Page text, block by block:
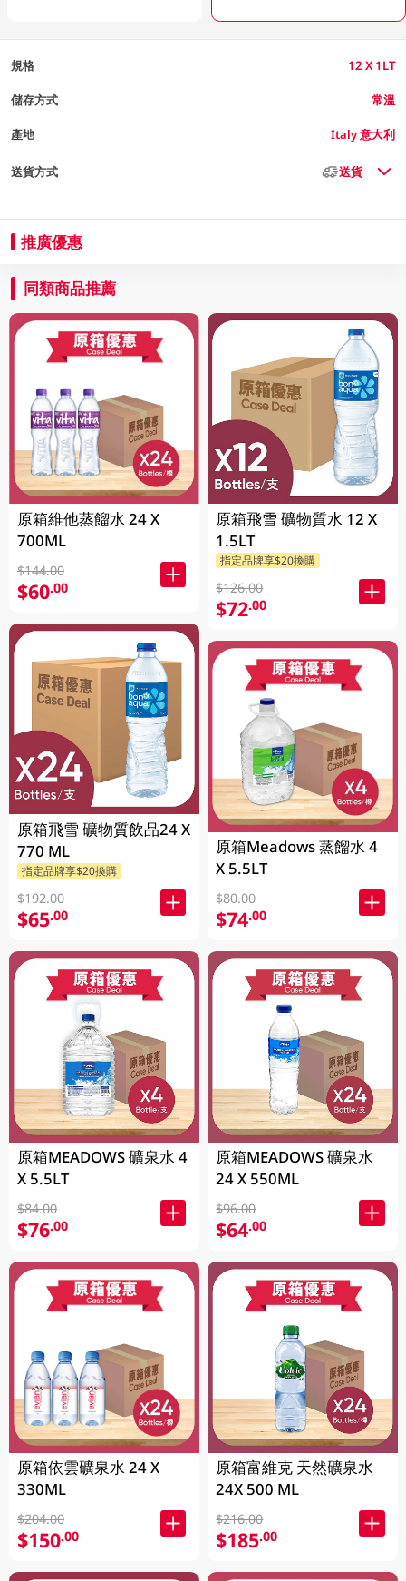
規格 12 X 1LT
儲存方式 常溫
產地 Italy 意大利
送貨方式 送貨
推廣優惠
同類商品推薦
原箱維他蒸餾水 24 X
700ML
$144.00
$60.00
原箱飛雪 礦物質飲品24 X
770 ML
指定品牌享$20換購
$192.00
$65.00
原箱MEADOWS 礦泉水 4
X 5.5LT
$84.00
$76.00
原箱依雲礦泉水 24 X
330ML
$204.00
$150.00
原箱飛雪 礦物質水 12 X
1.5LT
指定品牌享$20換購
$126.00
$72.00
原箱Meadows 蒸餾水 4
X 5.5LT
$80.00
$74.00
原箱MEADOWS 礦泉水
24 X 550ML
$96.00
$64.00
原箱富維克 天然礦泉水
24X 500 ML
$216.00
$185.00